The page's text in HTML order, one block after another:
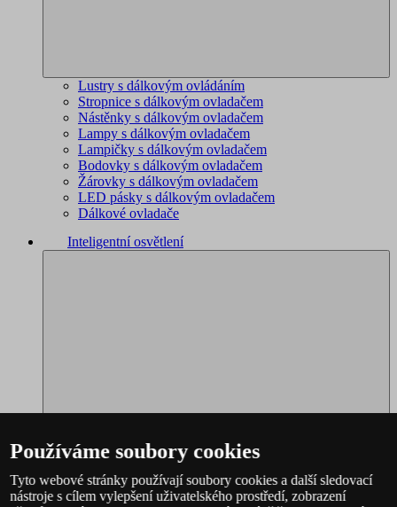
Lustry s dálkovým ovládáním
Stropnice s dálkovým ovladačem
Nástěnky s dálkovým ovladačem
Lampy s dálkovým ovladačem
Lampičky s dálkovým ovladačem
Bodovky s dálkovým ovladačem
Žárovky s dálkovým ovladačem
LED pásky s dálkovým ovladačem
Dálkové ovladače
Inteligentní osvětlení
Používáme soubory cookies
Tyto webové stránky používají soubory cookies a další sledovací
nástroje s cílem vylepšení uživatelského prostředí, zobrazení